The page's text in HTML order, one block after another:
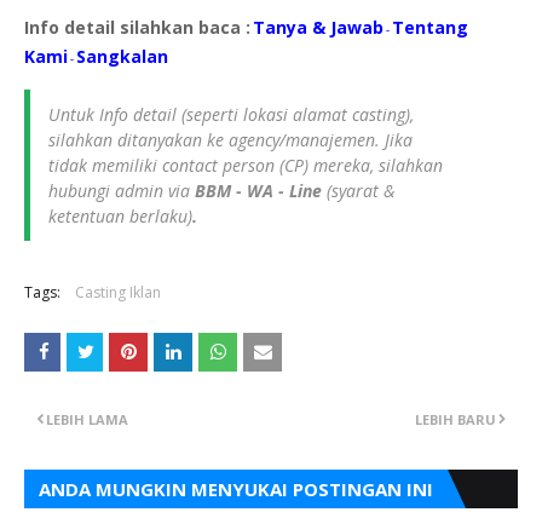
Info detail silahkan baca : Tanya & Jawab - Tentang
Kami - Sangkalan
Untuk Info detail (seperti lokasi alamat casting),
silahkan ditanyakan ke agency/manajemen. Jika
tidak memiliki contact person (CP) mereka, silahkan
hubungi admin via BBM - WA - Line (syarat &
ketentuan berlaku).
Tags: Casting Iklan
LEBIH BARU
LEBIH LAMA
ANDA MUNGKIN MENYUKAI POSTINGAN INI